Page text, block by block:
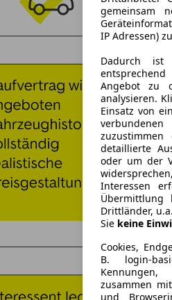
gemeinsam
IP Adressen)
Dadurch ist
Angebot zu
analysieren.
Einsatz von
verbundenen
detaillierte
oder um der
Interessen
Übermittlung
Drittländer,
Sie keine
Cookies,
B. login-
Kennungen,
zusammen
und